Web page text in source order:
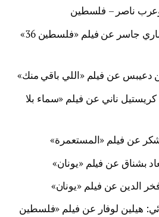
ناصر – فلسطين
أفضل سيناريو: آن ماري جاسر عن فيلم «فلسطين 36»
عن فيلم «اللي باقي منك»
ناني عن فيلم «سماء بلا
عن فيلم «المستعمرة»
بشناق عن فيلم «يونان»
الدين عن فيلم «يونان»
هيلين لوفار عن فيلم «فلسطين